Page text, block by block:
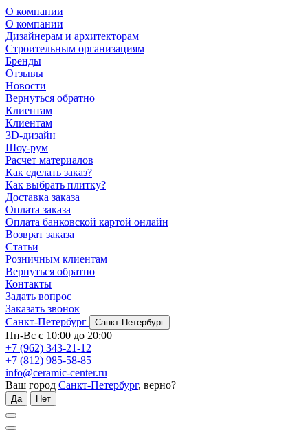
О компании
О компании
Дизайнерам и архитекторам
Строительным организациям
Бренды
Отзывы
Новости
Вернуться обратно
Клиентам
Клиентам
3D-дизайн
Шоу-рум
Расчет материалов
Как сделать заказ?
Как выбрать плитку?
Доставка заказа
Оплата заказа
Оплата банковской картой онлайн
Возврат заказа
Статьи
Розничным клиентам
Вернуться обратно
Контакты
Задать вопрос
Заказать звонок
Санкт-Петербург
Санкт-Петербург
Пн-Вс с 10:00 до 20:00
+7 (962) 343-21-12
+7 (812) 985-58-85
info@ceramic-center.ru
Ваш город Санкт-Петербург, верно?
Да Нет